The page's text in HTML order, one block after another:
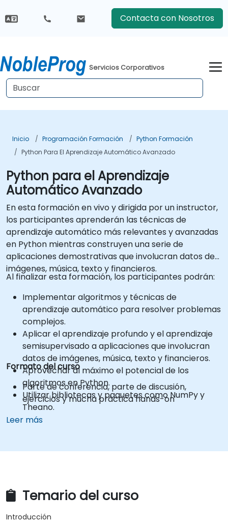
Contacta con Nosotros
Servicios Corporativos
Inicio Programación Formación
Python Formación
Python Para El Aprendizaje Automático Avanzado
Python para el Aprendizaje
Automático Avanzado
En esta formación en vivo y dirigida por un instructor,
los participantes aprenderán las técnicas de
aprendizaje automático más relevantes y avanzadas
en Python mientras construyen una serie de
aplicaciones demostrativas que involucran datos de
imágenes, música, texto y financieros.
Al finalizar esta formación, los participantes podrán:
Implementar algoritmos y técnicas de
aprendizaje automático para resolver problemas
complejos.
Aplicar el aprendizaje profundo y el aprendizaje
semisupervisado a aplicaciones que involucran
datos de imágenes, música, texto y financieros.
Aprovechar al máximo el potencial de los
algoritmos en Python.
Utilizar bibliotecas y paquetes como NumPy y
Theano.
Formato del curso
Parte de conferencia, parte de discusión,
ejercicios y mucha práctica hands-on
Leer más
Temario del curso
Introducción